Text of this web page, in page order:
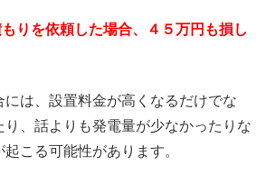
りを依頼した場合、４５万円も損し
には、設置料金が高くなるだけでな
り、話よりも発電量が少なかったりな
こる可能性があります。